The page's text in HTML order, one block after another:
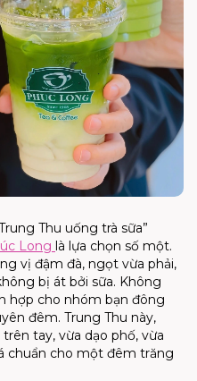
Thu uống trà sữa”
Long là lựa chọn số một.
vị đậm đà, ngọt vừa phải,
bị át bởi sữa. Không
hợp cho nhóm bạn đông
đêm. Trung Thu này,
tay, vừa dạo phố, vừa
chuẩn cho một đêm trăng